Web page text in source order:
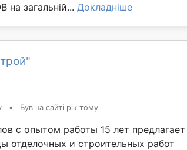
на загальній... Докладніше
• Був на сайті рік тому
с опытом работы 15 лет предлагает
отделочных и строительных работ